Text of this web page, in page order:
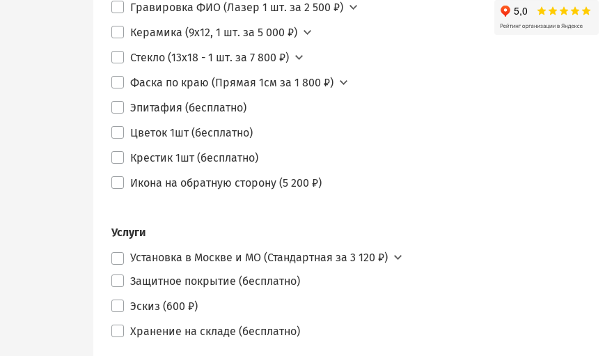
Гравировка ФИО (Лазер 1 шт. за 2 500 ₽)
Керамика (9х12, 1 шт. за 5 000 ₽)
Стекло (13х18 - 1 шт. за 7 800 ₽)
Фаска по краю (Прямая 1см за 1 800 ₽)
Эпитафия (бесплатно)
Цветок 1шт (бесплатно)
Крестик 1шт (бесплатно)
Икона на обратную сторону (5 200 ₽)
Услуги
Установка в Москве и МО (Стандартная за 3 120 ₽)
Защитное покрытие (бесплатно)
Эскиз (600 ₽)
Хранение на складе (бесплатно)